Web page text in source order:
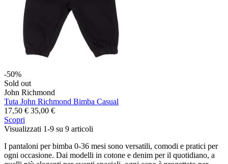
-50%
Sold out
John Richmond
Tuta John Richmond Bimba Casual
17,50 € 35,00 €
Scopri
Visualizzati 1-9 su 9 articoli
I pantaloni per bimba 0-36 mesi sono versatili, comodi e pratici per
ogni occasione. Dai modelli in cotone e denim per il quotidiano, a